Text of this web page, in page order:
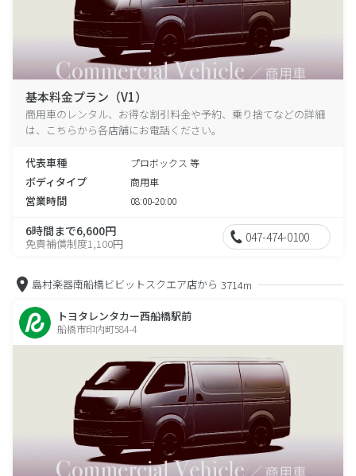
基本料金プラン（V1）
商用車のレンタル、お得な割引料金や予約、乗り捨てなどの詳細
は、こちらから各店舗にお電話ください。
代表車種 プロボックス 等
ボディタイプ 商用車
営業時間 08:00-20:00
6時間まで6,600円
免責補償制度1,100円 047-474-0100
島村楽器南船橋ビビットスクエア店から 3714m
トヨタレンタカー西船橋駅前
船橋市印内町584-4